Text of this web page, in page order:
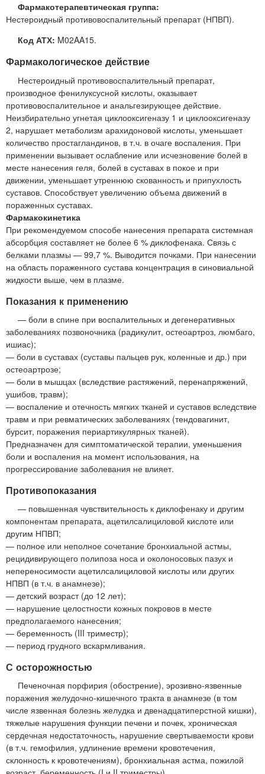
Фармакотерапевтическая группа:
Нестероидный противовоспалительный препарат (НПВП).
Код АТХ: M02AA15.
Фармакологическое действие
Нестероидный противовоспалительный препарат,
производное фенилуксусной кислоты, оказывает
противовоспалительное и анальгезирующее действие.
Неизбирательно угнетая циклооксигеназу 1 и циклооксигеназу
2, нарушает метаболизм арахидоновой кислоты, уменьшает
количество простагландинов, в т.ч. в очаге воспаления. При
применении вызывает ослабление или исчезновение болей в
месте нанесения геля, болей в суставах в покое и при
движении, уменьшает утреннюю скованность и припухлость
суставов. Способствует увеличению объема движений в
пораженных суставах.
Фармакокинетика
При рекомендуемом способе нанесения препарата системная
абсорбция составляет не более 6 % диклофенака. Связь с
белками плазмы — 99,7 %. Выводится почками. При нанесении
на область пораженного сустава концентрация в синовиальной
жидкости выше, чем в плазме.
Показания к применению
— боли в спине при воспалительных и дегенеративных
заболеваниях позвоночника (радикулит, остеоартроз, люмбаго,
ишиас);
— боли в суставах (суставы пальцев рук, коленные и др.) при
остеоартрозе;
— боли в мышцах (вследствие растяжений, перенапряжений,
ушибов, травм);
— воспаление и отечность мягких тканей и суставов вследствие
травм и при ревматических заболеваниях (тендовагинит,
бурсит, поражения периартикулярных тканей).
Предназначен для симптоматической терапии, уменьшения
боли и воспаления на момент использования, на
прогрессирование заболевания не влияет.
Противопоказания
— повышенная чувствительность к диклофенаку и другим
компонентам препарата, ацетилсалициловой кислоте или
другим НПВП;
— полное или неполное сочетание бронхиальной астмы,
рецидивирующего полипоза носа и околоносовых пазух и
непереносимости ацетилсалициловой кислоты или других
НПВП (в т.ч. в анамнезе);
— детский возраст (до 12 лет);
— нарушение целостности кожных покровов в месте
предполагаемого нанесения;
— беременность (III триместр);
— период грудного вскармливания.
С осторожностью
Печеночная порфирия (обострение), эрозивно-язвенные
поражения желудочно-кишечного тракта в анамнезе (в том
числе язвенная болезнь желудка и двенадцатиперстной кишки),
тяжелые нарушения функции печени и почек, хроническая
сердечная недостаточность, нарушение свертываемости крови
(в т.ч. гемофилия, удлинение времени кровотечения,
склонность к кровотечениям), бронхиальная астма, пожилой